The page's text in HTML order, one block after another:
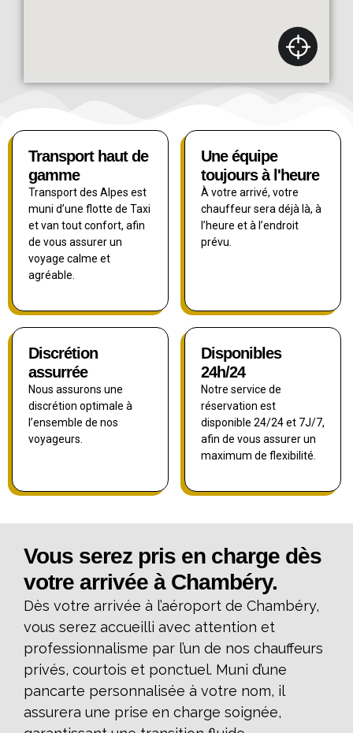
Transport haut de
gamme
Transport des Alpes est
muni d’une flotte de Taxi
et van tout confort, afin
de vous assurer un
voyage calme et
agréable.
Une équipe
toujours à l'heure
À votre arrivé, votre
chauffeur sera déjà là, à
l’heure et à l’endroit
prévu.
Discrétion
assurrée
Nous assurons une
discrétion optimale à
l’ensemble de nos
voyageurs.
Disponibles
24h/24
Notre service de
réservation est
disponible 24/24 et 7J/7,
afin de vous assurer un
maximum de flexibilité.
Vous serez pris en charge dès
votre arrivée à Chambéry.
Dès votre arrivée à l’aéroport de Chambéry,
vous serez accueilli avec attention et
professionnalisme par l’un de nos chauffeurs
privés, courtois et ponctuel. Muni d’une
pancarte personnalisée à votre nom, il
assurera une prise en charge soignée,